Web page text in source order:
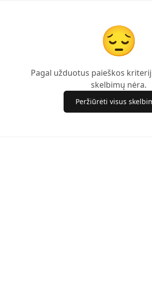
😔
Pagal užduotus paieškos
skelbimų nėra.
Peržiūrėti visus